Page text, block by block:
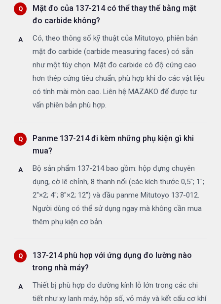
Mặt đo của 137-214 có thể thay thế bằng mặt
đo carbide không?
Có, theo thông số kỹ thuật của Mitutoyo, phiên bản
mặt đo carbide (carbide measuring faces) có sẵn
như một tùy chọn. Mặt đo carbide có độ cứng cao
hơn thép cứng tiêu chuẩn, phù hợp khi đo các vật liệu
có tính mài mòn cao. Liên hệ MAZAKO để được tư
vấn phiên bản phù hợp.
Panme 137-214 đi kèm những phụ kiện gì khi
mua?
Bộ sản phẩm 137-214 bao gồm: hộp đựng chuyên
dụng, cờ lê chỉnh, 8 thanh nối (các kích thước 0,5"; 1";
2"×2; 4"; 8"×2; 12") và đầu panme Mitutoyo 137-012.
Người dùng có thể sử dụng ngay mà không cần mua
thêm phụ kiện cơ bản.
137-214 phù hợp với ứng dụng đo lường nào
trong nhà máy?
Thiết bị phù hợp đo đường kính lỗ lớn trong các chi
tiết như xy lanh máy, hộp số, vỏ máy và kết cấu cơ khí